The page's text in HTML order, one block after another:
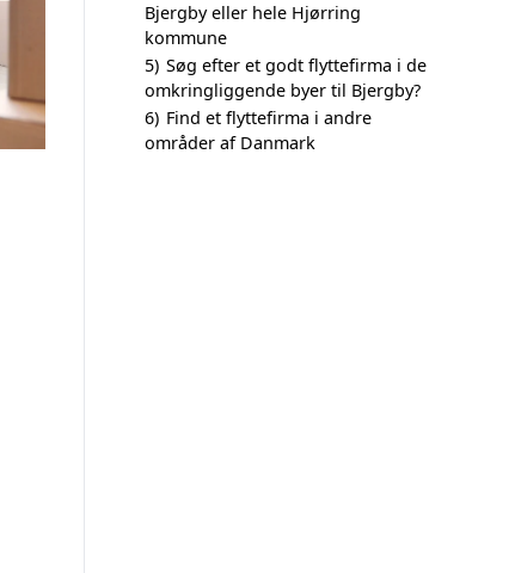
Bjergby eller hele Hjørring
kommune
5) Søg efter et godt flyttefirma i de
omkringliggende byer til Bjergby?
6) Find et flyttefirma i andre
områder af Danmark